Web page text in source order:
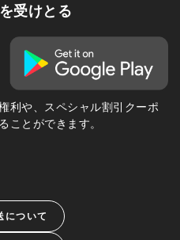
受けとる
利や、スペシャル割引クーポ
ことができます。
について